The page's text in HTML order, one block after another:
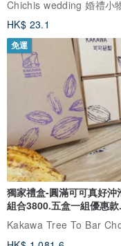
Chichis wedding 婚禮小
HK$ 23.1
免運
獨家禮盒-圓滿可可真好沖
組合3800.五盒一組優惠款.